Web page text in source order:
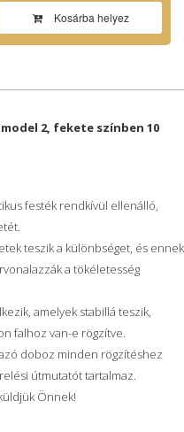
Kosárba helyez
2, fekete színben 10
festék rendkívül ellenálló,
teszik a különbséget, és ennek
a tökéletesség
amelyek stabillá teszik,
falhoz van-e rögzítve.
doboz minden rögzítéshez
útmutatót tartalmaz.
Önnek!